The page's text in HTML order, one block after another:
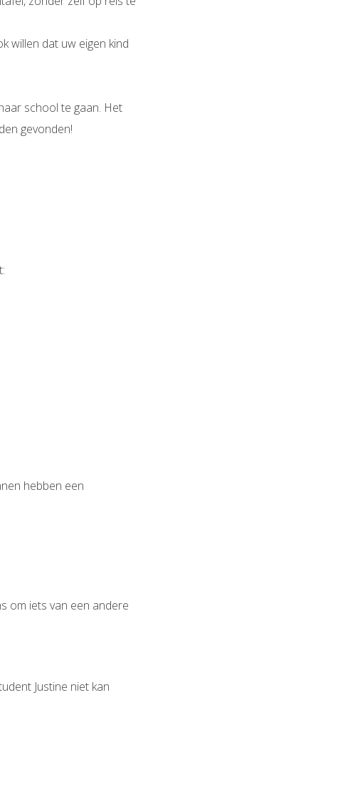
willen dat uw eigen kind
school te gaan. Het
gevonden!
hebben een
om iets van een andere
Justine niet kan